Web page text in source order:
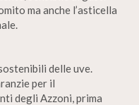
ma anche l’asticella
delle uve.
per il
degli Azzoni, prima